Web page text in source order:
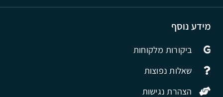
מידע נוסף
ביקורות מלקוחות
שאלות נפוצות
הצהרת נגישות